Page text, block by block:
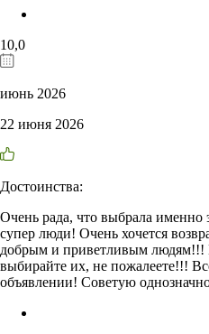
10,0
июнь 2026
22 июня 2026
Достоинства:
Очень рада, что выбрала именно
супер люди! Очень хочется
добрым и приветливым людям!!!
выбирайте их, не пожалеете!!!
объявлении! Советую